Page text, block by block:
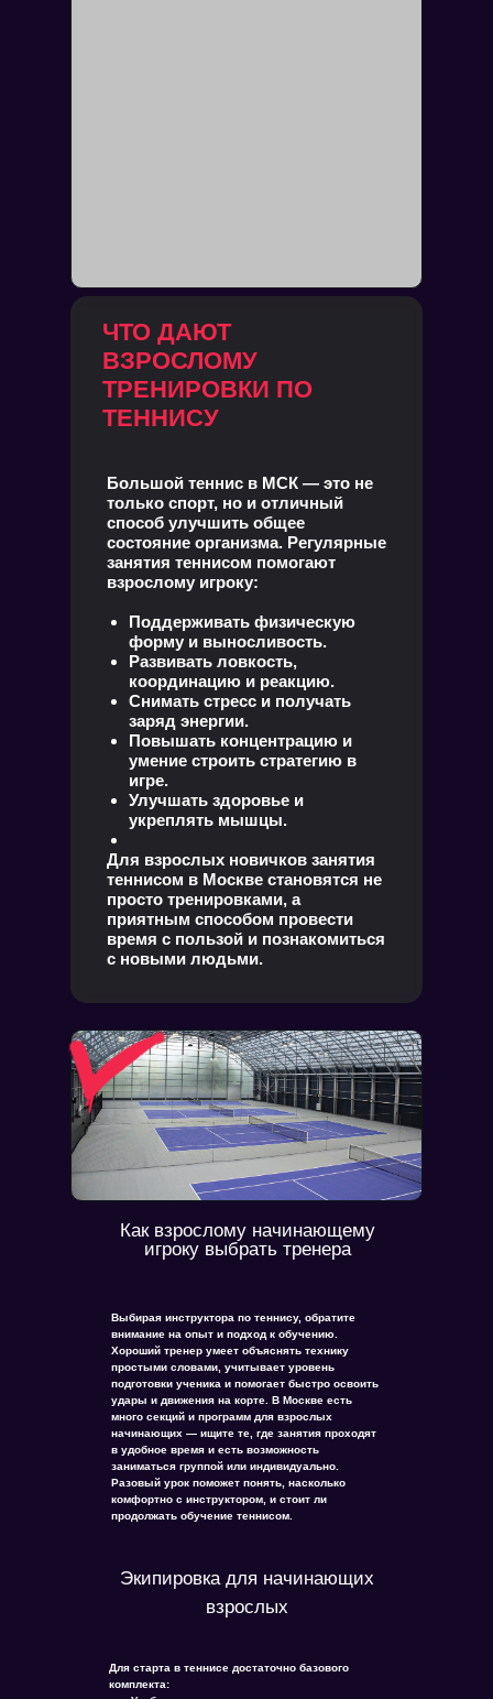
ЧТО ДАЮТ
ВЗРОСЛОМУ
ТРЕНИРОВКИ ПО
ТЕННИСУ
Большой теннис в МСК — это не
только спорт, но и отличный
способ улучшить общее
состояние организма. Регулярные
занятия теннисом помогают
взрослому игроку:
Поддерживать физическую
форму и выносливость.
Развивать ловкость,
координацию и реакцию.
Снимать стресс и получать
заряд энергии.
Повышать концентрацию и
умение строить стратегию в
игре.
Улучшать здоровье и
укреплять мышцы.
Для взрослых новичков занятия
теннисом в Москве становятся не
просто тренировками, а
приятным способом провести
время с пользой и познакомиться
с новыми людьми.
Для старта в теннисе достаточно базового
комплекта:
Выбирая инструктора по теннису, обратите
внимание на опыт и подход к обучению.
Хороший тренер умеет объяснять технику
простыми словами, учитывает уровень
подготовки ученика и помогает быстро освоить
удары и движения на корте. В Москве есть
много секций и программ для взрослых
начинающих — ищите те, где занятия проходят
в удобное время и есть возможность
заниматься группой или индивидуально.
Разовый урок поможет понять, насколько
комфортно с инструктором, и стоит ли
продолжать обучение теннисом.
Экипировка для начинающих
взрослых
Как взрослому начинающему
игроку выбрать тренера